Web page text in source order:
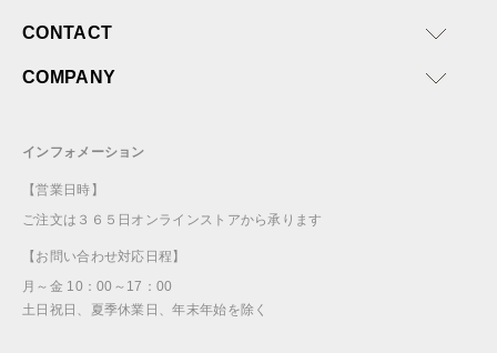
CONTACT
COMPANY
インフォメーション
【営業日時】
ご注文は３６５日オンラインストアから承ります
【お問い合わせ対応日程】
月～金 10：00～17：00
土日祝日、夏季休業日、年末年始を除く